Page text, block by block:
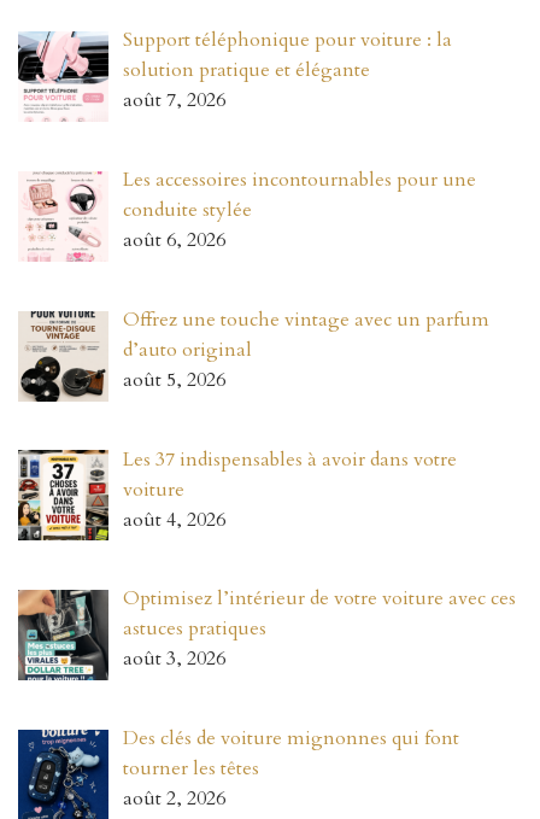
Support téléphonique pour voiture : la
solution pratique et élégante
août 7, 2026
Les accessoires incontournables pour une
conduite stylée
août 6, 2026
Offrez une touche vintage avec un parfum
d’auto original
août 5, 2026
Les 37 indispensables à avoir dans votre
voiture
août 4, 2026
Optimisez l’intérieur de votre voiture avec ces
astuces pratiques
août 3, 2026
Des clés de voiture mignonnes qui font
tourner les têtes
août 2, 2026